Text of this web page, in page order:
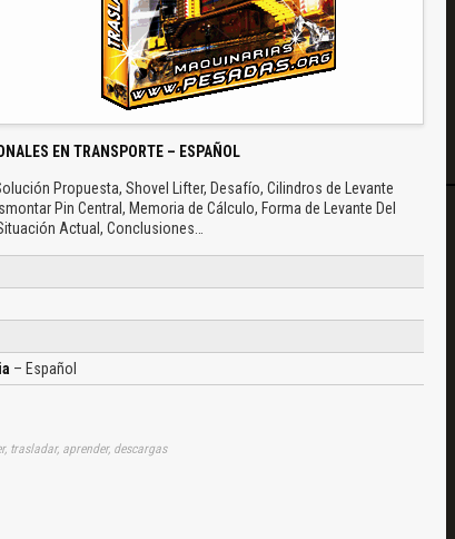
EN TRANSPORTE – ESPAÑOL
Propuesta, Shovel Lifter, Desafío, Cilindros de Levante
Pin Central, Memoria de Cálculo, Forma de Levante Del
Actual, Conclusiones…
– Español
trasladar, aprender, descargas